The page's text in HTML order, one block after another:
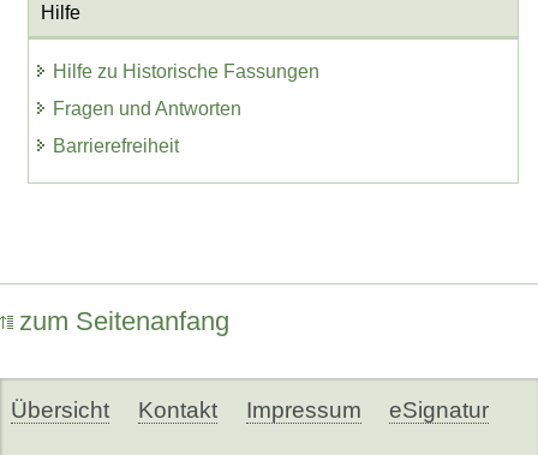
Hilfe
Hilfe zu Historische Fassungen
Fragen und Antworten
Barrierefreiheit
zum Seitenanfang
Übersicht Kontakt Impressum eSignatur